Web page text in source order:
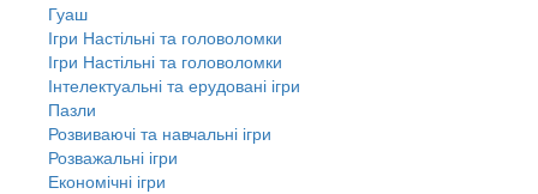
Гуаш
Ігри Настільні та головоломки
Ігри Настільні та головоломки
Інтелектуальні та ерудовані ігри
Пазли
Розвиваючі та навчальні ігри
Розважальні ігри
Економічні ігри